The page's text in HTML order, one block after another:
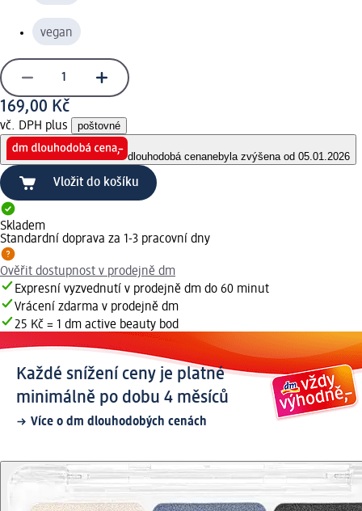
vegan
169,00 Kč
vč. DPH plus poštovné
dlouhodobá cenanebyla zvýšena od 05.01.2026
Vložit do košíku
Skladem
Standardní doprava za 1-3 pracovní dny
Ověřit dostupnost v prodejně dm
Expresní vyzvednutí v prodejně dm do 60 minut
Vrácení zdarma v prodejně dm
25 Kč = 1 dm active beauty bod
Každé snížení ceny je platné
minimálně po dobu 4 měsíců
Více o dm dlouhodobých cenách